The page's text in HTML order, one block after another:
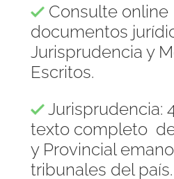
Consulte online
documentos
Jurisprudencia y
Escritos.
Jurisprudencia:
texto completo
y Provincial
tribunales del país.